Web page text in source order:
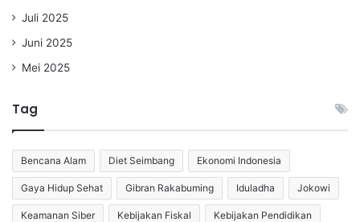
Juli 2025
Juni 2025
Mei 2025
Tag
Bencana Alam Diet Seimbang Ekonomi Indonesia
Gaya Hidup Sehat Gibran Rakabuming Iduladha Jokowi
Keamanan Siber Kebijakan Fiskal Kebijakan Pendidikan